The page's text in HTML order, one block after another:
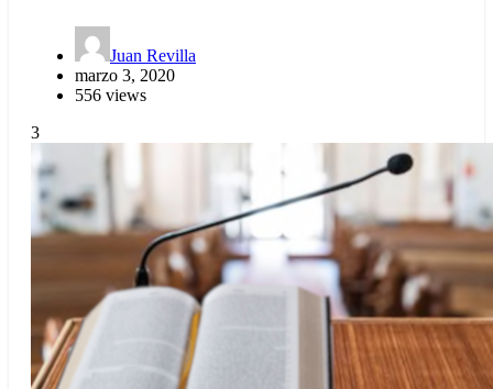
Juan Revilla
marzo 3, 2020
556 views
3